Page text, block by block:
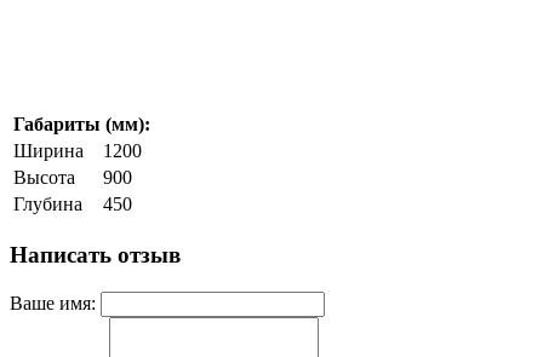
Габариты (мм):
Ширина
1200
Высота
900
Глубина
450
Написать отзыв
Ваше имя: